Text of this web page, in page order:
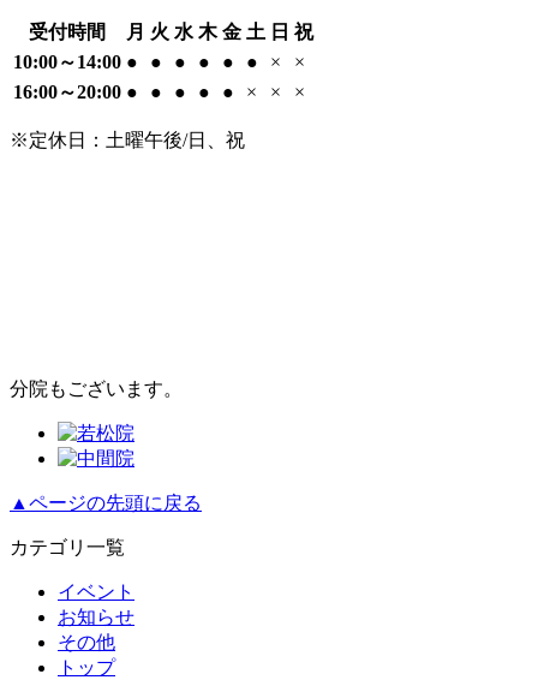
受付時間 月 火 水 木 金 土 日 祝
10:00～14:00 ● ● ● ● ● ● ×
×
16:00～20:00 ● ● ● ● ● × × ×
※定休日：土曜午後/日、祝
分院もございます。
▲ページの先頭に戻る
カテゴリ一覧
イベント
お知らせ
その他
トップ